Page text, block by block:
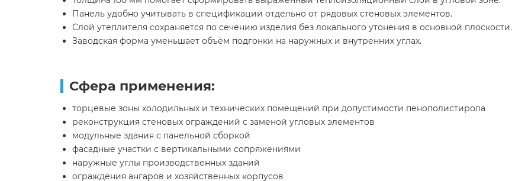
Панель удобно учитывать в спецификации отдельно от рядовых стеновых элементов.
Слой утеплителя сохраняется по сечению изделия без локального утонения в основной плоскости.
Заводская форма уменьшает объём подгонки на наружных и внутренних углах.
Сфера применения:
торцевые зоны холодильных и технических помещений при допустимости пенополистирола
реконструкция стеновых ограждений с заменой угловых элементов
модульные здания с панельной сборкой
фасадные участки с вертикальными сопряжениями
наружные углы производственных зданий
ограждения ангаров и хозяйственных корпусов